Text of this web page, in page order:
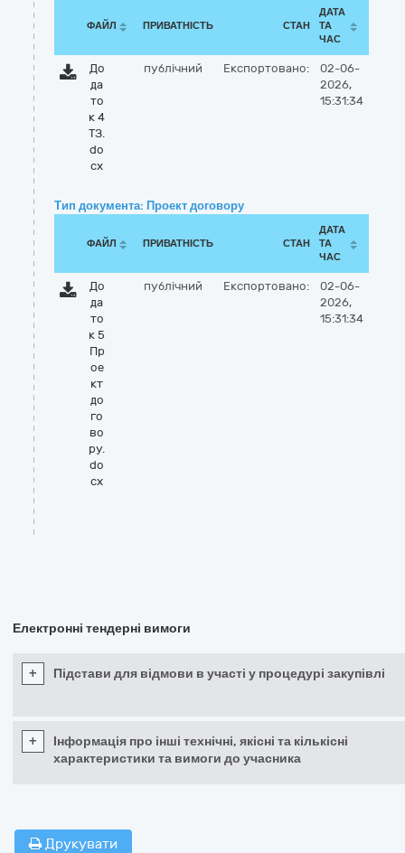
ФАЙЛ ПРИВАТНІСТЬ СТАН
ДАТА
ТА
ЧАС
До
да
то
к 4
ТЗ.
do
cx
публічний Експортовано:
02-06-
2026,
15:31:34
Тип документа: Проект договору
ФАЙЛ ПРИВАТНІСТЬ СТАН
ДАТА
ТА
ЧАС
До
да
то
к 5
Пр
ое
кт
до
го
во
ру.
do
cx
публічний Експортовано:
02-06-
2026,
15:31:34
Електронні тендерні вимоги
+ Підстави для відмови в участі у процедурі закупівлі
+
Інформація про інші технічні, якісні та кількісні
характеристики та вимоги до учасника
Друкувати